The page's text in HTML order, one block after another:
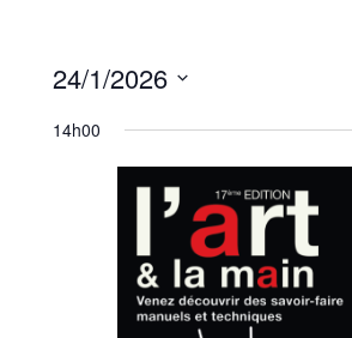
24/1/2026
14h00